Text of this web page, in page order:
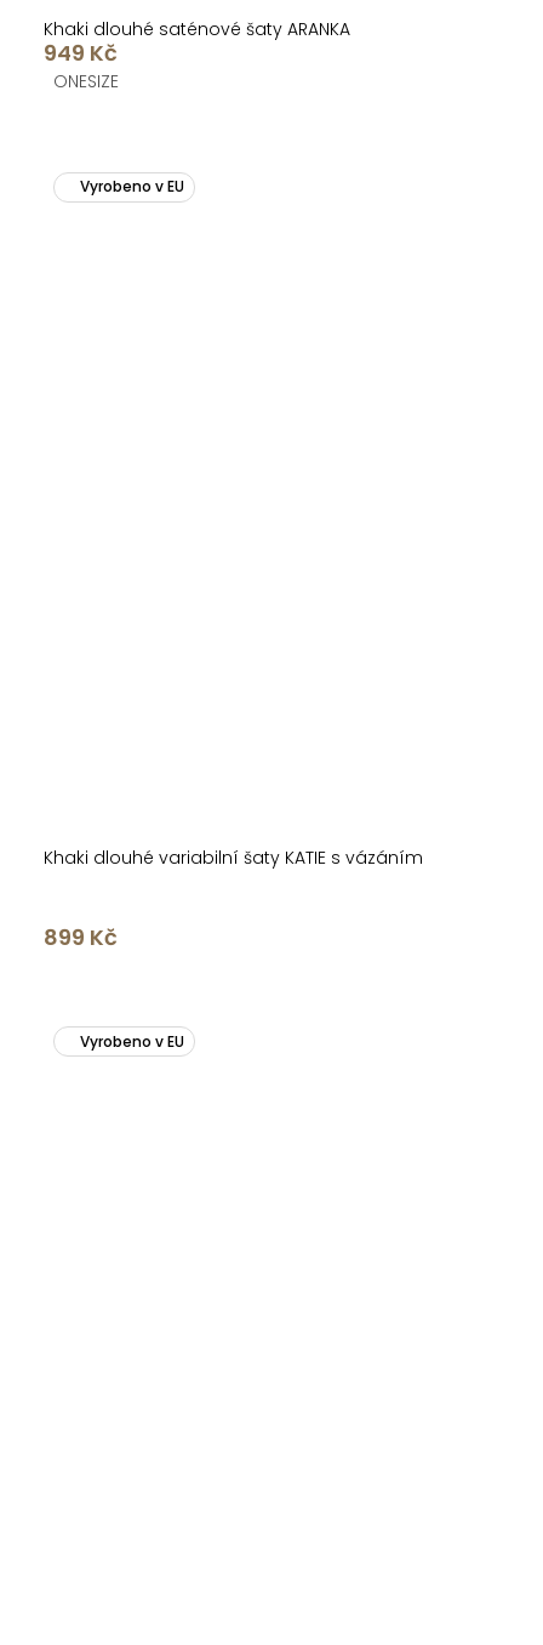
Khaki dlouhé saténové šaty ARANKA
949 Kč
ONESIZE
Vyrobeno v EU
Khaki dlouhé variabilní šaty KATIE s vázáním
899 Kč
Vyrobeno v EU